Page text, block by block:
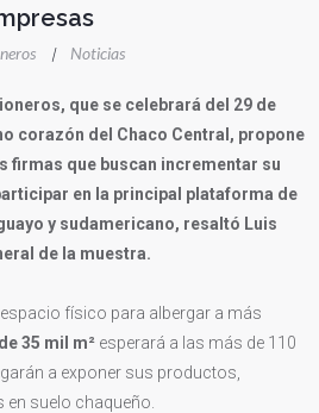
| Noticias
que se celebrará del 29 de
corazón del Chaco Central, propone
firmas que buscan incrementar su
en la principal plataforma de
y sudamericano, resaltó Luis
de la muestra.
físico para albergar a más
35 mil m² esperará a las más de 110
a exponer sus productos,
suelo chaqueño.